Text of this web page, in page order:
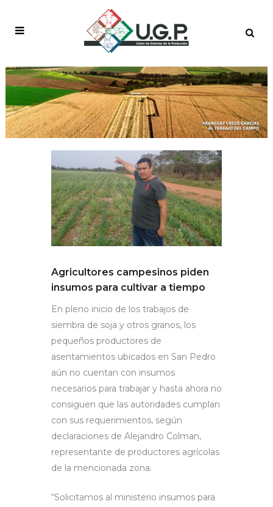
Agricultores campesinos piden
insumos para cultivar a tiempo
En pleno inicio de los trabajos de
siembra de soja y otros granos, los
pequeños productores de
asentamientos ubicados en San Pedro
aún no cuentan con insumos
necesarios para trabajar y hasta ahora no
consiguen que las autoridades cumplan
con sus requerimientos, según
declaraciones de Alejandro Colman,
representante de productores agrícolas
de la mencionada zona.
“Solicitamos al ministerio insumos para